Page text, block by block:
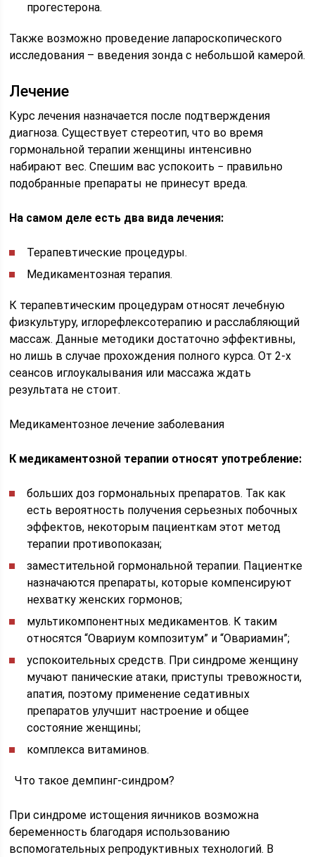
прогестерона.
Также возможно проведение лапароскопического
исследования – введения зонда с небольшой камерой.
Лечение
Курс лечения назначается после подтверждения
диагноза. Существует стереотип, что во время
гормональной терапии женщины интенсивно
набирают вес. Спешим вас успокоить − правильно
подобранные препараты не принесут вреда.
На самом деле есть два вида лечения:
Терапевтические процедуры.
Медикаментозная терапия.
К терапевтическим процедурам относят лечебную
физкультуру, иглорефлексотерапию и расслабляющий
массаж. Данные методики достаточно эффективны,
но лишь в случае прохождения полного курса. От 2-х
сеансов иглоукалывания или массажа ждать
результата не стоит.
Медикаментозное лечение заболевания
К медикаментозной терапии относят употребление:
больших доз гормональных препаратов. Так как
есть вероятность получения серьезных побочных
эффектов, некоторым пациенткам этот метод
терапии противопоказан;
заместительной гормональной терапии. Пациентке
назначаются препараты, которые компенсируют
нехватку женских гормонов;
мультикомпонентных медикаментов. К таким
относятся “Овариум композитум” и “Овариамин”;
успокоительных средств. При синдроме женщину
мучают панические атаки, приступы тревожности,
апатия, поэтому применение седативных
препаратов улучшит настроение и общее
состояние женщины;
комплекса витаминов.
Что такое демпинг-синдром?
При синдроме истощения яичников возможна
беременность благодаря использованию
вспомогательных репродуктивных технологий. В